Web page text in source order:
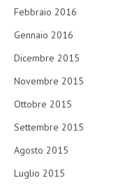
Febbraio 2016
Gennaio 2016
Dicembre 2015
Novembre 2015
Ottobre 2015
Settembre 2015
Agosto 2015
Luglio 2015